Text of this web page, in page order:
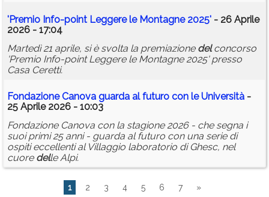
'Premio Info-point Leggere le Montagne 2025' - 26 Aprile
2026 - 17:04
Martedì 21 aprile, si è svolta la premiazione delconcorso
'Premio Info-point Leggere le Montagne 2025' presso
Casa Ceretti.
Fondazione Canova guarda al futuro con le Università -
25 Aprile 2026 - 10:03
Fondazione Canova con la stagione 2026 - che segna i
suoi primi 25 anni - guarda al futuro con una serie di
ospiti eccellenti al Villaggio laboratorio di Ghesc, nel
cuore delle Alpi.
1 2 3 4 5 6 7 »